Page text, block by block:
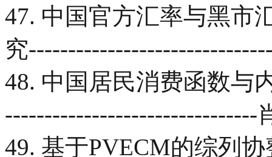
47. 中国官方汇率与黑市
究
48. 中国居民消费函数与
--------------------------------
49. 基于PVECM的综列